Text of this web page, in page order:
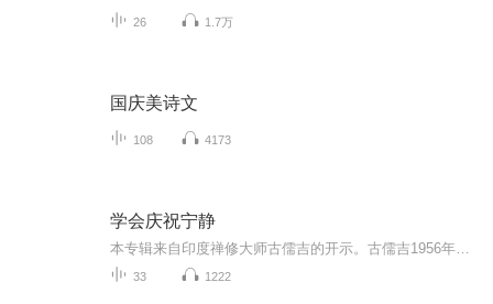
26 1.7万
国庆美诗文
108 4173
学会庆祝宁静
33 1222